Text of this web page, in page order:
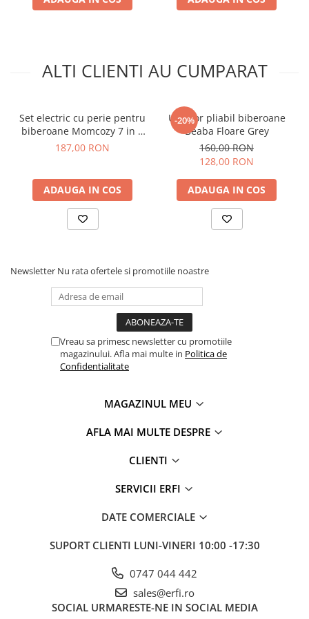
ALTI CLIENTI AU CUMPARAT
Set electric cu perie pentru
biberoane Momcozy 7 in 1
Green
187,00 RON
ADAUGA IN COS
-20%
Uscator pliabil biberoane
Beaba Floare Grey
160,00 RON
128,00 RON
ADAUGA IN COS
Newsletter Nu rata ofertele si promotiile noastre
Vreau sa primesc newsletter cu promotiile
magazinului. Afla mai multe in Politica de
Confidentialitate
MAGAZINUL MEU
AFLA MAI MULTE DESPRE
CLIENTI
SERVICII ERFI
DATE COMERCIALE
SUPORT CLIENTI LUNI-VINERI 10:00 -17:30
0747 044 442
sales@erfi.ro
SOCIAL URMARESTE-NE IN SOCIAL MEDIA